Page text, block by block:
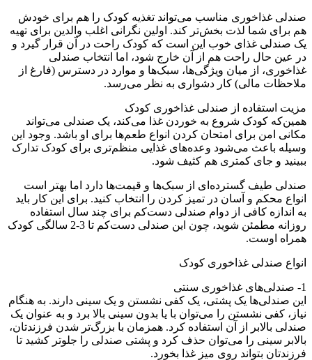
صندلی غذاخوری مناسب می‌تواند تغذیه کودک را هم برای خودش
هم برای شما لذت بخش‌تر کند. اولین نگرانی اغلب والدین برای تهیه
یک صندلی غذای خوب این است که کودک راحت در آن قرار گیرد و
در عین حال راحت هم از آن خارج شود، اما انتخاب صندلی
غذاخوری، از میان ویژگی‌ها، سبک‌ها و موارد در دسترس (فارغ از
ملاحظات مالی) کار دشواری به نظر می‌رسد.
مزیت استفاده از صندلی غذاخوری کودک
همین‌که کودک شروع به خوردن غذا می‌کند، یک صندلی می‌تواند
مکانی امن برای امتحان کردن انواع طعم‌ها برای او باشد. وجود این
وسیله باعث می‌شود وعده‌های غذایی منظم‌تری برای کودک تدارک
ببینید و جای کمتری هم کثیف شود.
صندلی طیف گسترده‌ای از سبک‌ها و قیمت‌ها دارد اما بهتر است
انواع محکم و آسان در تمیز کردن را انتخاب کنید. برای این کار باید
به اندازه کافی از دوام صندلی دست‌کم برای چند سال استفاده
روزانه مطمئن شوید، چون این صندلی دست‌کم تا 3-2 سالگی کودک
همراه اوست.
انواع صندلی غذاخوری کودک
1- صندلی‌های غذاخوری سنتی
این صندلی‌ها یک پشتی، یک کفی نشستن و یک سینی دارند. به هنگام
نیاز، کفی نشستن را می‌توان با یا بدون سینی بالا برد و به عنوان یک
صندلی بالابر از آن استفاده کرد. همزمان با بزرگ‌تر شدن فرزندتان،
بالابر سینی را می‌توان حذف کرد و پشتی صندلی را جلوتر کشید تا
فرزندتان بتواند روی میز غذا بخورد.